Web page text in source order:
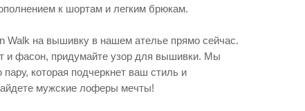
к шортам и легким брюкам.
Walk на вышивку в нашем ателье прямо сейчас.
и фасон, придумайте узор для вышивки. Мы
которая подчеркнет ваш стиль и
мужские лоферы мечты!